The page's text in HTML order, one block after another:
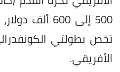
500 إلى 600
تخص بطولتي
الأفريقي.